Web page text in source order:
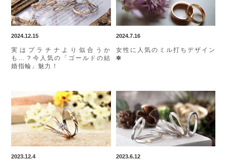
2024.12.15
実はプラチナより似合うか
も…？今人気の「ゴールドの結
婚指輪」魅力！
2024.7.16
女性に人気のミル打ちデザイン
✽
2023.12.4 2023.6.12